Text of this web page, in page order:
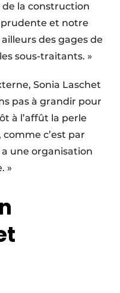
la construction
et notre
des gages de
sous-traitants. »
Sonia Laschet
pas à grandir pour
à l’affût la perle
c’est par
a une organisation
»